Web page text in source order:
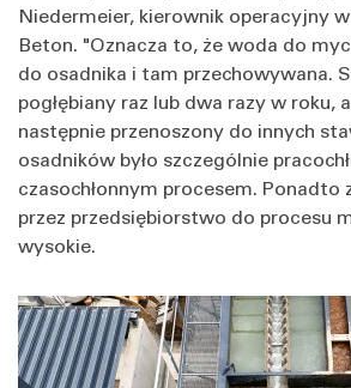
Niedermeier, kierownik operacyjny
Beton. "Oznacza to, że woda do
do osadnika i tam przechowywana.
pogłębiany raz lub dwa razy w roku,
następnie przenoszony do innych
osadników było szczególnie
czasochłonnym procesem. Ponadto
przez przedsiębiorstwo do procesu
wysokie.